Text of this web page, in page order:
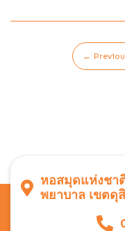
←
หอสมุดแห่งชา
พยาบาล เขตดุ